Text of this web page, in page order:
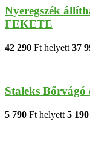
Nyeregszék
FEKETE
42 290 Ft helyett 37
Staleks
5 790 Ft helyett 5 190